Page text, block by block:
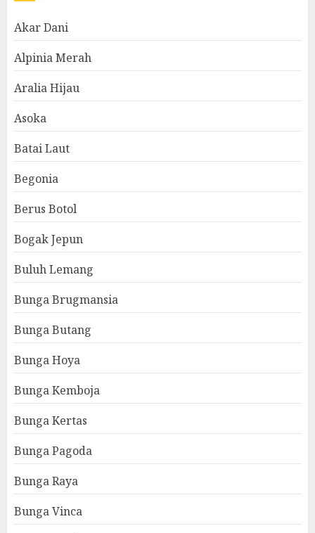
Akar Dani
Alpinia Merah
Aralia Hijau
Asoka
Batai Laut
Begonia
Berus Botol
Bogak Jepun
Buluh Lemang
Bunga Brugmansia
Bunga Butang
Bunga Hoya
Bunga Kemboja
Bunga Kertas
Bunga Pagoda
Bunga Raya
Bunga Vinca